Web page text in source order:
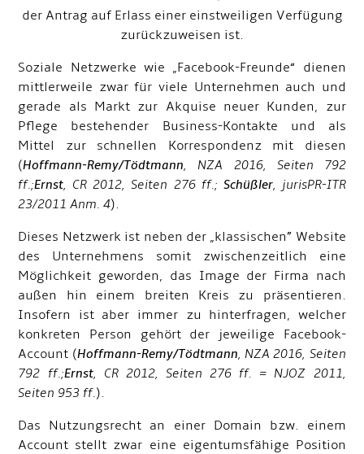
der Antrag auf Erlass einer einstweiligen Verfügung
zurückzuweisen ist.
Soziale Netzwerke wie „Facebook-Freunde“ dienen
mittlerweile zwar für viele Unternehmen auch und
gerade als Markt zur Akquise neuer Kunden, zur
Pflege bestehender Business-Kontakte und als
Mittel zur schnellen Korrespondenz mit diesen
(Hoffmann-Remy/Tödtmann, NZA 2016, Seiten 792
ff.;Ernst, CR 2012, Seiten 276 ff.; Schüßler, jurisPR-ITR
23/2011 Anm. 4).
Dieses Netzwerk ist neben der „klassischen” Website
des Unternehmens somit zwischenzeitlich eine
Möglichkeit geworden, das Image der Firma nach
außen hin einem breiten Kreis zu präsentieren.
Insofern ist aber immer zu hinterfragen, welcher
konkreten Person gehört der jeweilige Facebook-
Account (Hoffmann-Remy/Tödtmann, NZA 2016, Seiten
792 ff.;Ernst, CR 2012, Seiten 276 ff. = NJOZ 2011,
Seiten 953 ff.).
Das Nutzungsrecht an einer Domain bzw. einem
Account stellt zwar eine eigentumsfähige Position